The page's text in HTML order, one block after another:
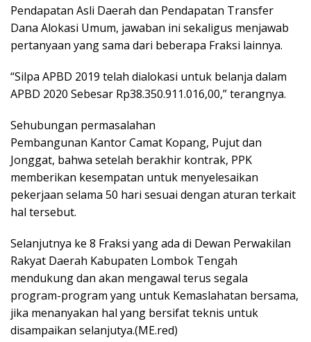
Pendapatan Asli Daerah dan Pendapatan Transfer
Dana Alokasi Umum, jawaban ini sekaligus menjawab
pertanyaan yang sama dari beberapa Fraksi lainnya.
“Silpa APBD 2019 telah dialokasi untuk belanja dalam
APBD 2020 Sebesar Rp38.350.911.016,00,” terangnya.
Sehubungan permasalahan
Pembangunan Kantor Camat Kopang, Pujut dan
Jonggat, bahwa setelah berakhir kontrak, PPK
memberikan kesempatan untuk menyelesaikan
pekerjaan selama 50 hari sesuai dengan aturan terkait
hal tersebut.
Selanjutnya ke 8 Fraksi yang ada di Dewan Perwakilan
Rakyat Daerah Kabupaten Lombok Tengah
mendukung dan akan mengawal terus segala
program-program yang untuk Kemaslahatan bersama,
jika menanyakan hal yang bersifat teknis untuk
disampaikan selanjutya.(ME.red)